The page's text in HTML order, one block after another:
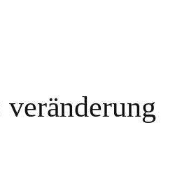
veränderung